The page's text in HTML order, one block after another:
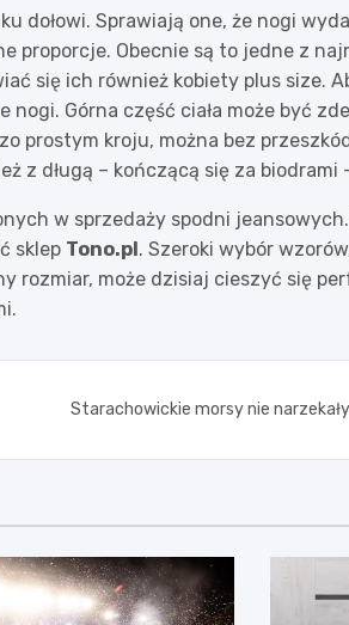
dołowi. Sprawiają one, że nogi
proporcje. Obecnie są to jedne z
się ich również kobiety plus size.
Górna część ciała może być
prostym kroju, można bez
z długą – kończącą się za biodrami
w sprzedaży spodni
sklep Tono.pl. Szeroki wybór
rozmiar, może dzisiaj cieszyć się
Starachowickie morsy nie